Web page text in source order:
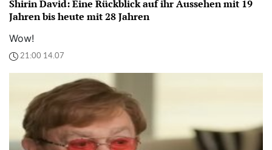
Shirin David: Eine Rückblick auf ihr Aussehen mit 19
Jahren bis heute mit 28 Jahren
Wow!
21:00 14.07